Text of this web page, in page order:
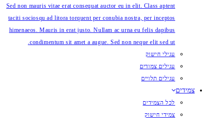
Sed non mauris vitae erat consequat auctor eu in elit. Class aptent
taciti sociosqu ad litora torquent per conubia nostra, per inceptos
himenaeos. Mauris in erat justo. Nullam ac urna eu felis dapibus
condimentum sit amet a augue. Sed non neque elit sed ut.
עגילי חישוק
עגילים צמודים
עגילים תלויים
צמידים
לכל הצמידים
צמידי חישוק